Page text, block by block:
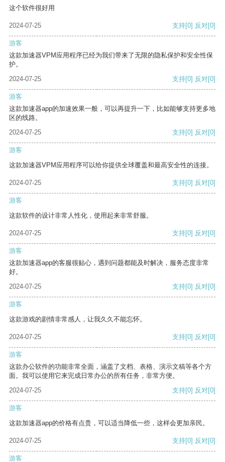
这个软件很好用
2024-07-25 支持[0] 反对[0]
游客
这款加速器VPM应用程序已经为我们带来了无限的隐私保护和安全性保
护。
2024-07-25
支持[0] 反对[0]
游客
这款加速器app的加速效果一般，可以再提升一下，比如能够支持更多地
区的线路。
2024-07-25
支持[0] 反对[0]
游客
这款加速器VPM应用程序可以给你提供全球覆盖和最高安全性的连接。
2024-07-25 支持[0] 反对[0]
游客
这款软件的设计非常人性化，使用起来非常舒服。
2024-07-25 支持[0] 反对[0]
游客
这款加速器app的客服很贴心，遇到问题都能及时解决，服务态度非常
好。
2024-07-25
支持[0] 反对[0]
游客
这款游戏的剧情非常感人，让我久久不能忘怀。
2024-07-25 支持[0] 反对[0]
游客
这款办公软件的功能非常全面，涵盖了文档、表格、演示文稿等各个方
面。我可以使用它来完成日常办公的所有任务，非常方便。
2024-07-25
支持[0] 反对[0]
游客
这款加速器app的价格有点贵，可以适当降低一些，这样会更加亲民。
2024-07-25 支持[0] 反对[0]
游客